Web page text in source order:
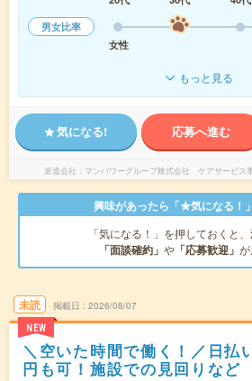
男女比率
女性
もっと見る
気になる! 応募へ進む
派遣会社 マンパワーグループ株式会社 ケアサービス
興味があったら「★気になる！
「気になる！」を押しておくと
「面談確約」 や 「応募歓迎」 が
未読
NEW
掲載日 2026/08/07
＼空いた時間で働く！／日払
円も可！施設での見回りなど